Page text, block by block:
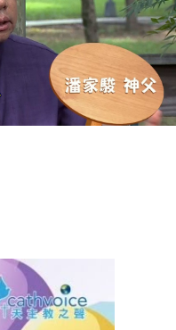
【信仰之旅】第
十二集：「聖
母、聖人」—高
樂祈 修女
【信仰之旅】第
【信仰之旅】第